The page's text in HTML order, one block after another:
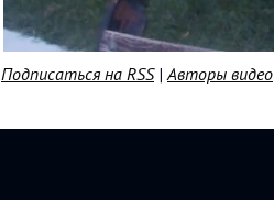
Подписаться на RSS|Авторы видео